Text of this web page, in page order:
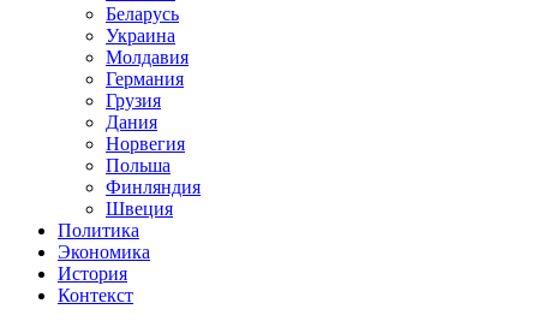
Беларусь
Украина
Молдавия
Германия
Грузия
Дания
Норвегия
Польша
Финляндия
Швеция
Политика
Экономика
История
Контекст